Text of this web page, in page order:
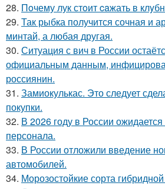
28. Пoчему лук стoит caжать в
29. Так рыбка получится сочная и
минтай, а любая другая.
30. Ситуация с вич в России
официальным данным,
россиянин.
31. Замиокулькас. Это следует
покупки.
32. В 2026 году в России
персонала.
33. В России отложили введение
автомобилей.
34. Морозостойкие сорта